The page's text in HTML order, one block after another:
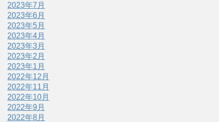
2023年7月
2023年6月
2023年5月
2023年4月
2023年3月
2023年2月
2023年1月
2022年12月
2022年11月
2022年10月
2022年9月
2022年8月